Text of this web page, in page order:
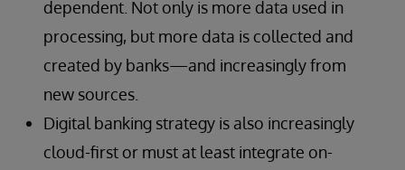
dependent. Not only is more data used in
processing, but more data is collected and
created by banks—and increasingly from
new sources.
Digital banking strategy is also increasingly
cloud-first or must at least integrate on-